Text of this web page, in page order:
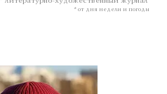
* от дня недели и погоды